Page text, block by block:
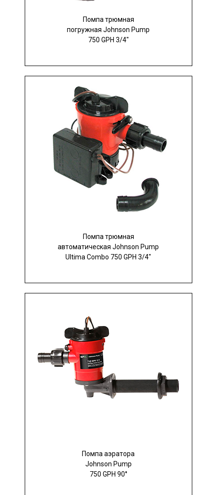
Помпа трюмная
погружная Johnson Pump
750 GPH 3/4"
Помпа трюмная
автоматическая Johnson Pump
Ultima Combo 750 GPH 3/4"
Помпа аэратора
Johnson Pump
750 GPH 90°